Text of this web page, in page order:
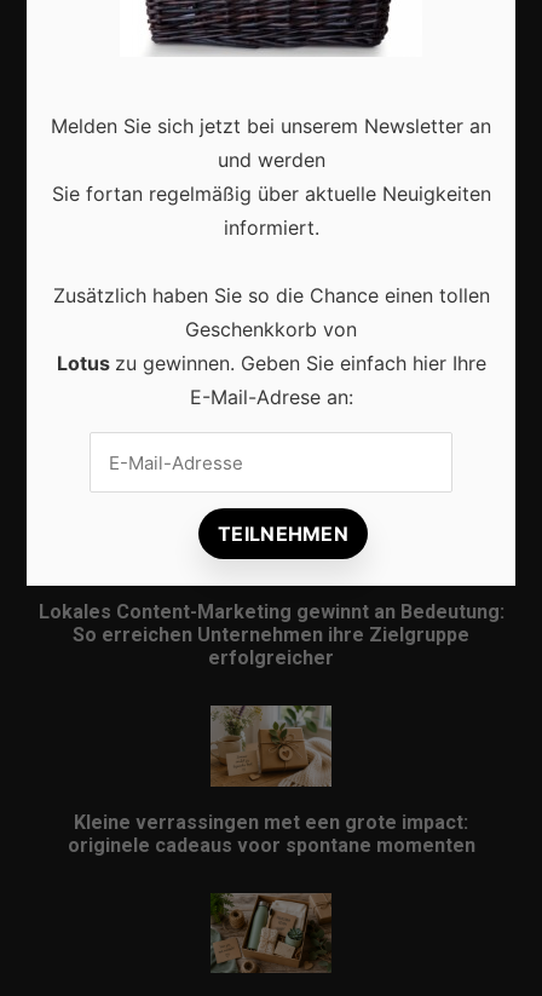
Webshops
Lokales Content-Marketing gewinnt an Bedeutung:
So erreichen Unternehmen ihre Zielgruppe
erfolgreicher
Kleine verrassingen met een grote impact:
originele cadeaus voor spontane momenten
Melden Sie sich jetzt bei unserem Newsletter an
und werden
Sie fortan regelmäßig über aktuelle Neuigkeiten
informiert.
Zusätzlich haben Sie so die Chance einen tollen
Geschenkkorb von
Lotus zu gewinnen. Geben Sie einfach hier Ihre
E-Mail-Adrese an: